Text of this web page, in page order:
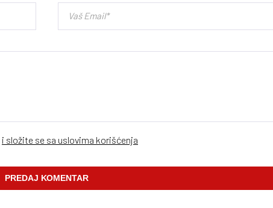
i složite se sa uslovima korišćenja